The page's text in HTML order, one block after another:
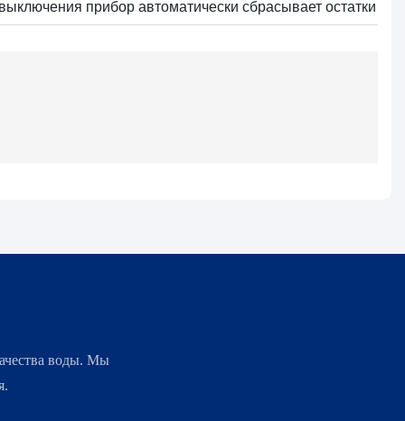
прибор автоматически сбрасывает остатки
воды. Мы